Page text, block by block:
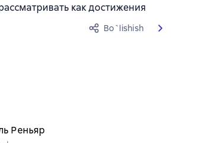
как достижения
Bo`lishish
Реньяр